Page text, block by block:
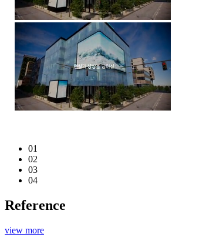
01
02
03
04
Reference
view more